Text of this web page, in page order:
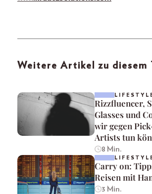
Weitere Artikel zu diesem
Rizzfluencer,
Glasses und
wir gegen
Artists tun
8 Min.
Carry on:
Reisen mit
3 Min.